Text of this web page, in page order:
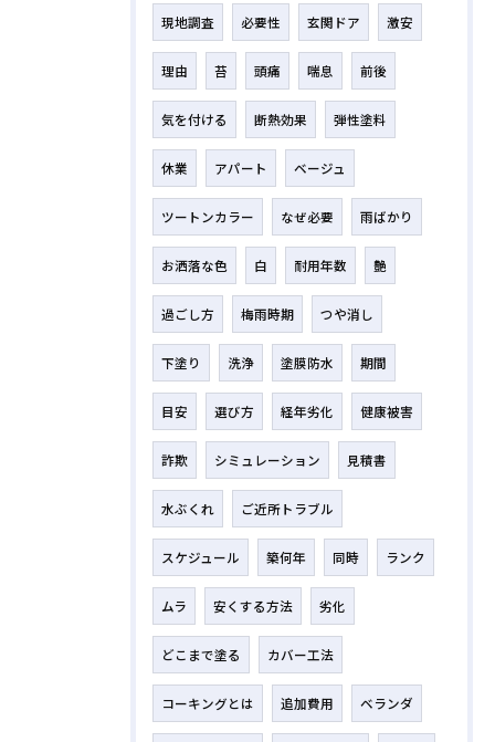
現地調査 必要性 玄関ドア 激安
理由 苔 頭痛 喘息 前後
気を付ける 断熱効果 弾性塗料
休業 アパート ベージュ
ツートンカラー なぜ必要 雨ばかり
お洒落な色 白 耐用年数 艶
過ごし方 梅雨時期 つや消し
下塗り 洗浄 塗膜防水 期間
目安 選び方 経年劣化 健康被害
詐欺 シミュレーション 見積書
水ぶくれ ご近所トラブル
スケジュール 築何年 同時 ランク
ムラ 安くする方法 劣化
どこまで塗る カバー工法
コーキングとは 追加費用 ベランダ